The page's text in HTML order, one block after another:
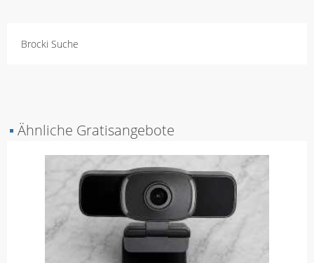
Brocki Suche
▪ Ähnliche Gratisangebote